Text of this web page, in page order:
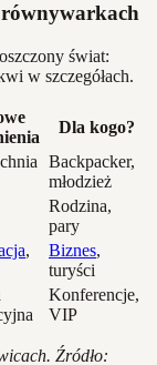
świat:
w szczegółach.
Dla kogo?
Backpacker,
młodzież
Rodzina,
pary
,
Biznes,
turyści
Konferencje,
VIP
Źródło: